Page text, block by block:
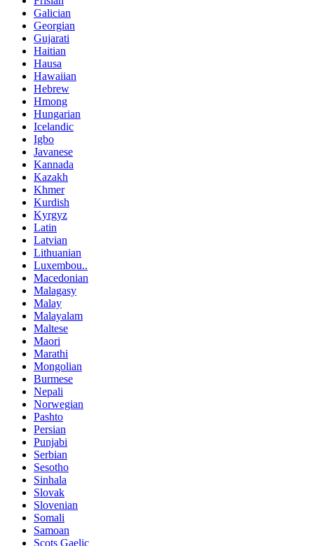
Galician
Georgian
Gujarati
Haitian
Hausa
Hawaiian
Hebrew
Hmong
Hungarian
Icelandic
Igbo
Javanese
Kannada
Kazakh
Khmer
Kurdish
Kyrgyz
Latin
Latvian
Lithuanian
Luxembou..
Macedonian
Malagasy
Malay
Malayalam
Maltese
Maori
Marathi
Mongolian
Burmese
Nepali
Norwegian
Pashto
Persian
Punjabi
Serbian
Sesotho
Sinhala
Slovak
Slovenian
Somali
Samoan
Scots Gaelic